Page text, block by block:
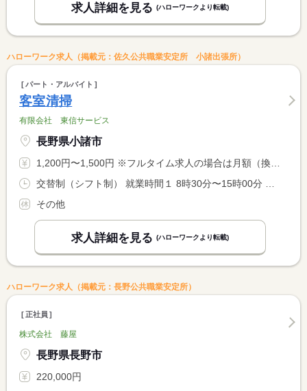
求人詳細を見る (ハローワークより転載)
ハローワーク求人（掲載元：佐久公共職業安定所 小諸出張所）
パート・アルバイト
客室清掃
有限会社 東信サービス
長野県小諸市
1,200円〜1,500円 ※フルタイム求人の場合は月額（換算額）、パート求人の場合は時間額を表示しています。
その他
求人詳細を見る (ハローワークより転載)
ハローワーク求人（掲載元：長野公共職業安定所）
正社員
株式会社 藤屋
長野県長野市
220,000円